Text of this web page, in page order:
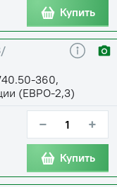
Купить
360,
(ЕВРО-2,3)
− +
Купить